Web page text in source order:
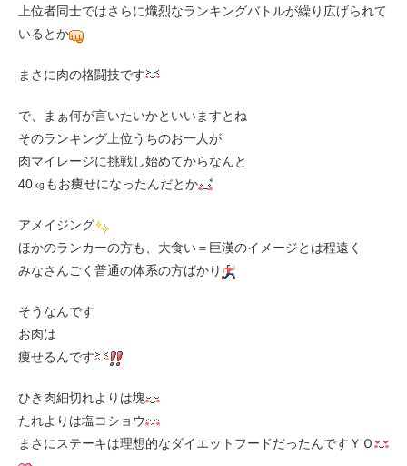
上位者同士ではさらに熾烈なランキングバトルが繰り広げられて
いるとか
まさに肉の格闘技です
で、まぁ何が言いたいかといいますとね
そのランキング上位うちのお一人が
肉マイレージに挑戦し始めてからなんと
40㎏もお痩せになったんだとか
アメイジング
ほかのランカーの方も、大食い＝巨漢のイメージとは程遠く
みなさんごく普通の体系の方ばかり
そうなんです
お肉は
痩せるんです
ひき肉細切れよりは塊
たれよりは塩コショウ
まさにステーキは理想的なダイエットフードだったんですＹＯ